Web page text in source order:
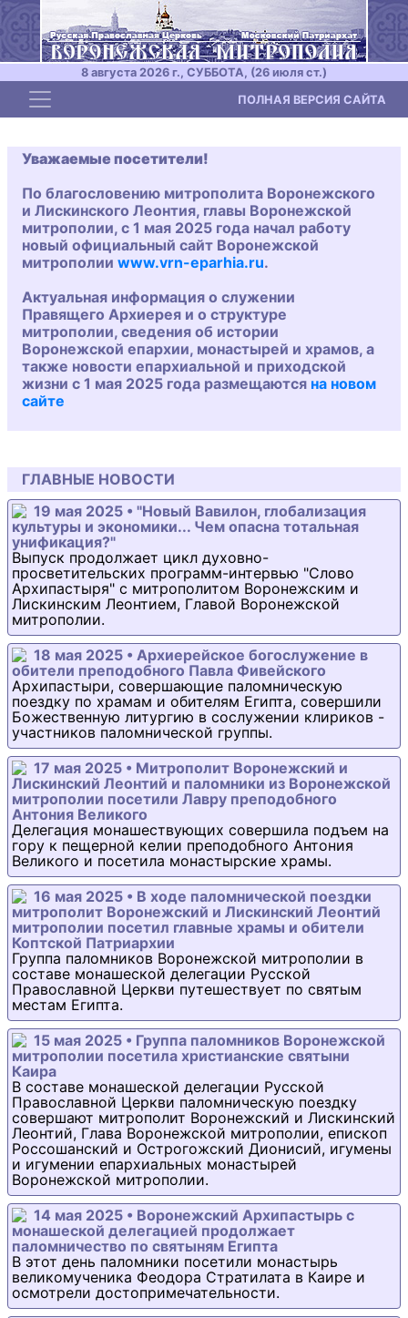
8 августа 2026 г., СУББОТА, (26 июля ст.)
Toggle navigation ПОЛНАЯ ВЕРСИЯ САЙТА
Уважаемые посетители!
По благословению митрополита Воронежского
и Лискинского Леонтия, главы Воронежской
митрополии, с 1 мая 2025 года начал работу
новый официальный сайт Воронежской
митрополии www.vrn-eparhia.ru.
Актуальная информация о служении
Правящего Архиерея и о структуре
митрополии, сведения об истории
Воронежской епархии, монастырей и храмов, а
также новости епархиальной и приходской
жизни с 1 мая 2025 года размещаются на новом
сайте
ГЛАВНЫЕ НОВОСТИ
19 мая 2025 • "Новый Вавилон, глобализация
культуры и экономики... Чем опасна тотальная
унификация?"
Выпуск продолжает цикл духовно-
просветительских программ-интервью "Слово
Архипастыря" с митрополитом Воронежским и
Лискинским Леонтием, Главой Воронежской
митрополии.
18 мая 2025 • Архиерейское богослужение в
обители преподобного Павла Фивейского
Архипастыри, совершающие паломническую
поездку по храмам и обителям Египта, совершили
Божественную литургию в сослужении клириков -
участников паломнической группы.
17 мая 2025 • Митрополит Воронежский и
Лискинский Леонтий и паломники из Воронежской
митрополии посетили Лавру преподобного
Антония Великого
Делегация монашествующих совершила подъем на
гору к пещерной келии преподобного Антония
Великого и посетила монастырские храмы.
16 мая 2025 • В ходе паломнической поездки
митрополит Воронежский и Лискинский Леонтий
митрополии посетил главные храмы и обители
Коптской Патриархии
Группа паломников Воронежской митрополии в
составе монашеской делегации Русской
Православной Церкви путешествует по святым
местам Египта.
15 мая 2025 • Группа паломников Воронежской
митрополии посетила христианские святыни
Каира
В составе монашеской делегации Русской
Православной Церкви паломническую поездку
совершают митрополит Воронежский и Лискинский
Леонтий, Глава Воронежской митрополии, епископ
Россошанский и Острогожский Дионисий, игумены
и игумении епархиальных монастырей
Воронежской митрополии.
14 мая 2025 • Воронежский Архипастырь с
монашеской делегацией продолжает
паломничество по святыням Египта
В этот день паломники посетили монастырь
великомученика Феодора Стратилата в Каире и
осмотрели достопримечательности.